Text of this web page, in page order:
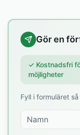
Gör en
✓ Kostnadsfri
möjligheter
Fyll i formuläret